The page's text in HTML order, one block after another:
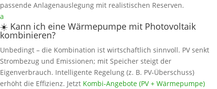
passende Anlagenauslegung mit realistischen Reserven.
a
☀️ Kann ich eine Wärmepumpe mit Photovoltaik
kombinieren?
Unbedingt – die Kombination ist wirtschaftlich sinnvoll. PV senkt
Strombezug und Emissionen; mit Speicher steigt der
Eigenverbrauch. Intelligente Regelung (z. B. PV‑Überschuss)
erhöht die Effizienz. Jetzt Kombi‑Angebote (PV + Wärmepumpe)